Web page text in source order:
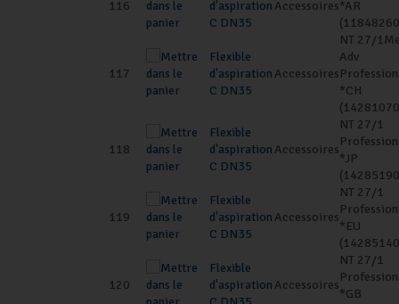
116
d'aspiration
C DN35
Accessoires*AR
117
Flexible
d'aspiration
C DN35
Accessoires
NT 27/
Adv
*CH
118
Flexible
d'aspiration
C DN35
Accessoires
NT 27/1
*JP
119
Flexible
d'aspiration
C DN35
Accessoires
NT 27/1
*EU
120
Flexible
d'aspiration Accessoires
NT 27/1
*GB